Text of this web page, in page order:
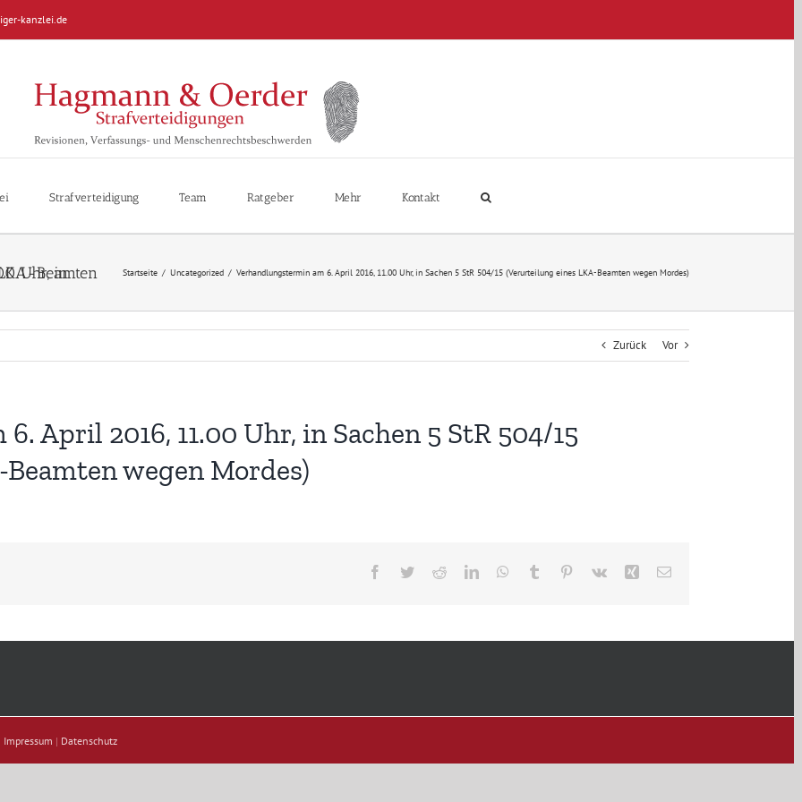
kanzlei.de
Strafverteidigung Team Ratgeber Mehr Kontakt
Startseite / Uncategorized / Verhandlungstermin am 6. April 2016, 11.00 Uhr, in Sachen 5 StR 504/15 (Verurteilung eines LKA-Beamten wegen Mordes)
Zurück Vor
April 2016, 11.00 Uhr, in Sachen 5 StR 504/15
wegen Mordes)
Facebook
TwitterRedditLinkedInWhatsApp
Tumblr Pinterest
Vk Xing E-
Impressum | Datenschutz